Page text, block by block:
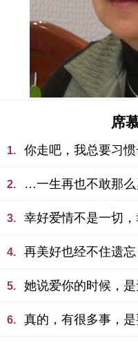
席
1. 你走吧，我总要习惯
2. …一生再也不敢那
3. 幸好爱情不是一切，
4. 再美好也经不住遗忘
5. 她说爱你的时候，是
6. 真的，有很多事，是